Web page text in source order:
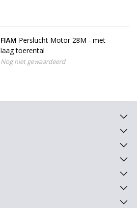
FIAM Perslucht Motor 28M - met
laag toerental
Nog niet gewaardeerd